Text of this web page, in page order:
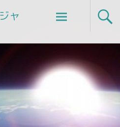
ャ
Skip
to